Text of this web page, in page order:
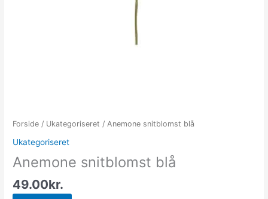
Forside / Ukategoriseret / Anemone snitblomst blå
Ukategoriseret
Anemone snitblomst blå
49.00kr.